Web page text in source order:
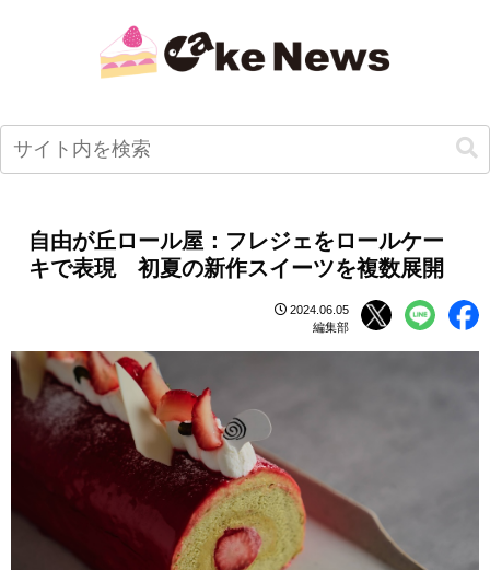
自由が丘ロール屋：フレジェをロールケー
キで表現 初夏の新作スイーツを複数展開
2024.06.05
編集部